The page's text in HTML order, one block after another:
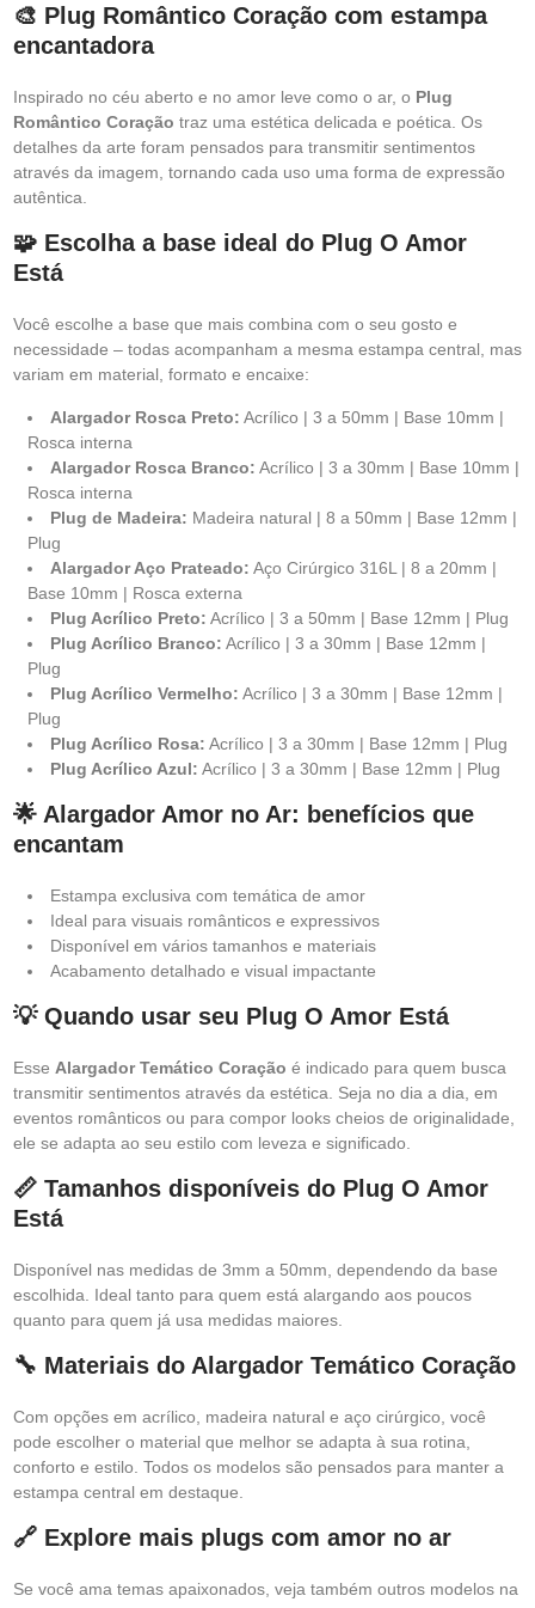
🎨 Plug Romântico Coração com estampa
encantadora
Inspirado no céu aberto e no amor leve como o ar, o Plug
Romântico Coração traz uma estética delicada e poética. Os
detalhes da arte foram pensados para transmitir sentimentos
através da imagem, tornando cada uso uma forma de expressão
autêntica.
🧩 Escolha a base ideal do Plug O Amor
Está
Você escolhe a base que mais combina com o seu gosto e
necessidade – todas acompanham a mesma estampa central, mas
variam em material, formato e encaixe:
Alargador Rosca Preto: Acrílico | 3 a 50mm | Base 10mm |
Rosca interna
Alargador Rosca Branco: Acrílico | 3 a 30mm | Base 10mm |
Rosca interna
Plug de Madeira: Madeira natural | 8 a 50mm | Base 12mm |
Plug
Alargador Aço Prateado: Aço Cirúrgico 316L | 8 a 20mm |
Base 10mm | Rosca externa
Plug Acrílico Preto: Acrílico | 3 a 50mm | Base 12mm | Plug
Plug Acrílico Branco: Acrílico | 3 a 30mm | Base 12mm |
Plug
Plug Acrílico Vermelho: Acrílico | 3 a 30mm | Base 12mm |
Plug
Plug Acrílico Rosa: Acrílico | 3 a 30mm | Base 12mm | Plug
Plug Acrílico Azul: Acrílico | 3 a 30mm | Base 12mm | Plug
🌟 Alargador Amor no Ar: benefícios que
encantam
Estampa exclusiva com temática de amor
Ideal para visuais românticos e expressivos
Disponível em vários tamanhos e materiais
Acabamento detalhado e visual impactante
💡 Quando usar seu Plug O Amor Está
Esse Alargador Temático Coração é indicado para quem busca
transmitir sentimentos através da estética. Seja no dia a dia, em
eventos românticos ou para compor looks cheios de originalidade,
ele se adapta ao seu estilo com leveza e significado.
📏 Tamanhos disponíveis do Plug O Amor
Está
Disponível nas medidas de 3mm a 50mm, dependendo da base
escolhida. Ideal tanto para quem está alargando aos poucos
quanto para quem já usa medidas maiores.
🔧 Materiais do Alargador Temático Coração
Com opções em acrílico, madeira natural e aço cirúrgico, você
pode escolher o material que melhor se adapta à sua rotina,
conforto e estilo. Todos os modelos são pensados para manter a
estampa central em destaque.
🔗 Explore mais plugs com amor no ar
Se você ama temas apaixonados, veja também outros modelos na